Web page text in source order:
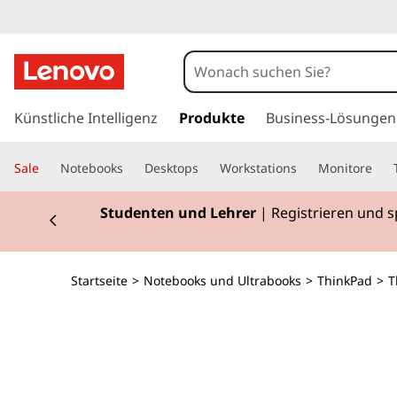
h
n
k
a
u
a
u
i
Künstliche Intelligenz Produkte Business-Lösungen
Sale Notebooks Desktops Workstations Monitore
Studenten und Lehrer | Registrieren und
Currently displaying item 2 of 3
Startseite > Notebooks und Ultrabooks > ThinkPad >